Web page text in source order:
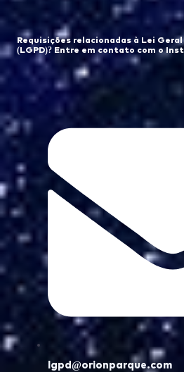
Requisições relacionadas à Lei
(LGPD)? Entre em contato com o
lgpd@orionparque.com